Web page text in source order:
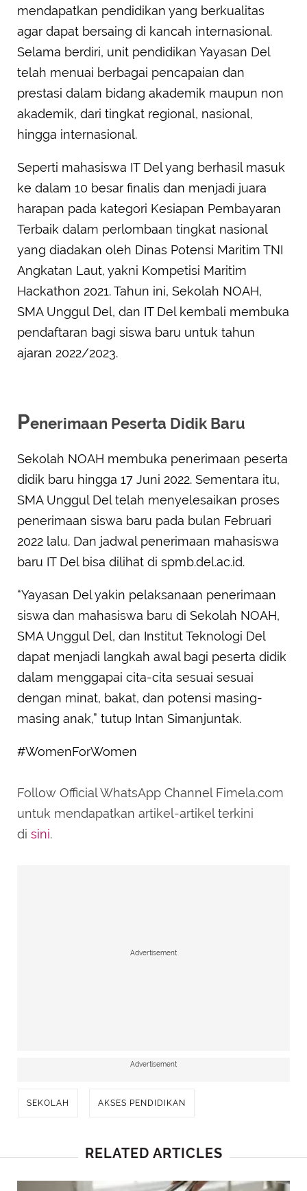
mendapatkan pendidikan yang berkualitas
agar dapat bersaing di kancah internasional.
Selama berdiri, unit pendidikan Yayasan Del
telah menuai berbagai pencapaian dan
prestasi dalam bidang akademik maupun non
akademik, dari tingkat regional, nasional,
hingga internasional.
Seperti mahasiswa IT Del yang berhasil masuk
ke dalam 10 besar finalis dan menjadi juara
harapan pada kategori Kesiapan Pembayaran
Terbaik dalam perlombaan tingkat nasional
yang diadakan oleh Dinas Potensi Maritim TNI
Angkatan Laut, yakni Kompetisi Maritim
Hackathon 2021. Tahun ini, Sekolah NOAH,
SMA Unggul Del, dan IT Del kembali membuka
pendaftaran bagi siswa baru untuk tahun
ajaran 2022/2023.
Penerimaan Peserta Didik Baru
Sekolah NOAH membuka penerimaan peserta
didik baru hingga 17 Juni 2022. Sementara itu,
SMA Unggul Del telah menyelesaikan proses
penerimaan siswa baru pada bulan Februari
2022 lalu. Dan jadwal penerimaan mahasiswa
baru IT Del bisa dilihat di spmb.del.ac.id.
“Yayasan Del yakin pelaksanaan penerimaan
siswa dan mahasiswa baru di Sekolah NOAH,
SMA Unggul Del, dan Institut Teknologi Del
dapat menjadi langkah awal bagi peserta didik
dalam menggapai cita-cita sesuai sesuai
dengan minat, bakat, dan potensi masing-
masing anak,” tutup Intan Simanjuntak.
#WomenForWomen
Follow Official WhatsApp Channel Fimela.com
untuk mendapatkan artikel-artikel terkini
di sini.
Advertisement
Advertisement
SEKOLAH AKSES PENDIDIKAN
RELATED ARTICLES